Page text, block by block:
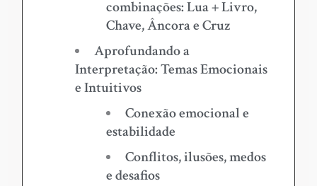
combinações: Lua + Livro,
Chave, Âncora e Cruz
Aprofundando a
Interpretação: Temas Emocionais
e Intuitivos
Conexão emocional e
estabilidade
Conflitos, ilusões, medos
e desafios